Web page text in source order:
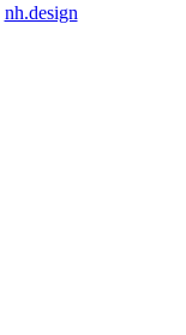
nh.design